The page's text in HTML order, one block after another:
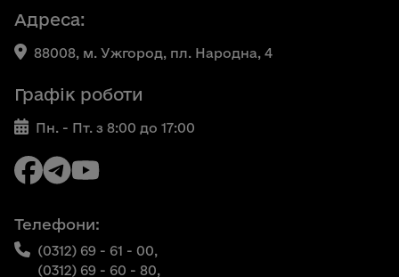
Адреса:
88008, м. Ужгород, пл. Народна, 4
Графік роботи
Пн. - Пт. з 8:00 до 17:00
Телефони:
(0312) 69 - 61 - 00,
(0312) 69 - 60 - 80,